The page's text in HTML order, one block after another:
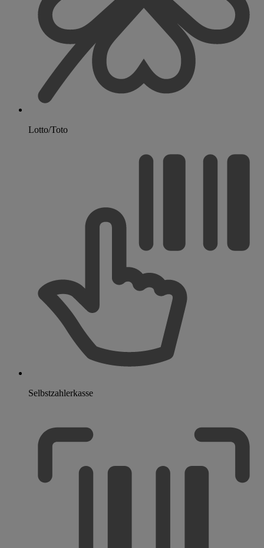
Lotto/Toto
Selbstzahlerkasse